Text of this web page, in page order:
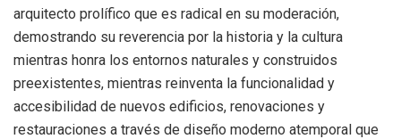
arquitecto prolífico que es radical en su moderación,
demostrando su reverencia por la historia y la cultura
mientras honra los entornos naturales y construidos
preexistentes, mientras reinventa la funcionalidad y
accesibilidad de nuevos edificios, renovaciones y
restauraciones a través de diseño moderno atemporal que